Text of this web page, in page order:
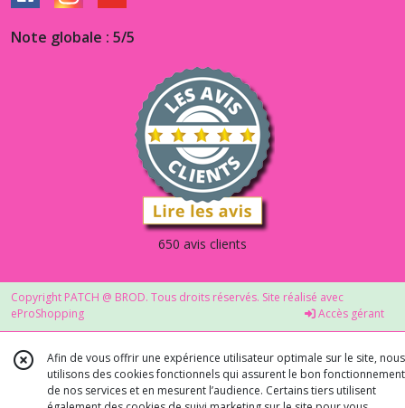
Note globale : 5/5
650 avis clients
Copyright PATCH @ BROD. Tous droits réservés. Site réalisé avec
eProShopping
Accès gérant
Afin de vous offrir une expérience utilisateur optimale sur le site, nous
utilisons des cookies fonctionnels qui assurent le bon fonctionnement
de nos services et en mesurent l’audience. Certains tiers utilisent